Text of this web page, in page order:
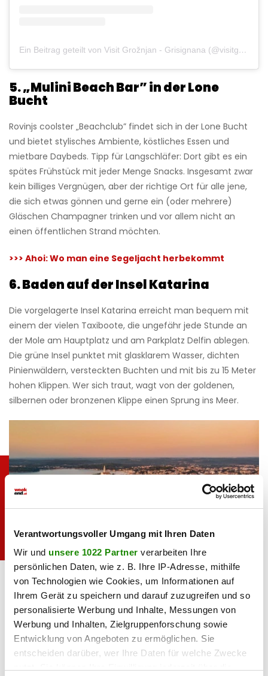
Verantwortungsvoller Umgang mit Ihren Daten
Wir und unsere 1022 Partner verarbeiten Ihre
persönlichen Daten, wie z. B. Ihre IP-Adresse, mithilfe
von Technologien wie Cookies, um Informationen auf
Ihrem Gerät zu speichern und darauf zuzugreifen und so
personalisierte Werbung und Inhalte, Messungen von
Werbung und Inhalten, Zielgruppenforschung sowie
Entwicklung von Angeboten zu ermöglichen. Sie
entscheiden darüber, wer Ihre Daten für welche Zwecke
Ein Beitrag geteilt von Visit Grožnjan - Grisignana (@visitgroznjan)
5. „Mulini Beach Bar” in der Lone
Bucht
Rovinjs coolster „Beachclub” findet sich in der Lone Bucht
und bietet stylisches Ambiente, köstliches Essen und
mietbare Daybeds. Tipp für Langschläfer: Dort gibt es ein
spätes Frühstück mit jeder Menge Snacks. Insgesamt zwar
kein billiges Vergnügen, aber der richtige Ort für alle jene,
die sich etwas gönnen und gerne ein (oder mehrere)
Gläschen Champagner trinken und vor allem nicht an
einen öffentlichen Strand möchten.
>>> Ahoi: Wo man eine Segeljacht herbekommt
6.Baden auf der Insel Katarina
Die vorgelagerte Insel Katarina erreicht man bequem mit
einem der vielen Taxiboote, die ungefähr jede Stunde an
der Mole am Hauptplatz und am Parkplatz Delfin ablegen.
Die grüne Insel punktet mit glasklarem Wasser, dichten
Pinienwäldern, versteckten Buchten und mit bis zu 15 Meter
hohen Klippen. Wer sich traut, wagt von der goldenen,
silbernen oder bronzenen Klippe einen Sprung ins Meer.
iStock.com/Mindea
7. Kroatische Küche im „La Puntulina”
Rovinj ist in Kroatien auch für seine erstklassigen
Restaurants und diegehobene Küchebekannt. Eine der
besten Adressen ist das „La Puntulina” in der Nähe der